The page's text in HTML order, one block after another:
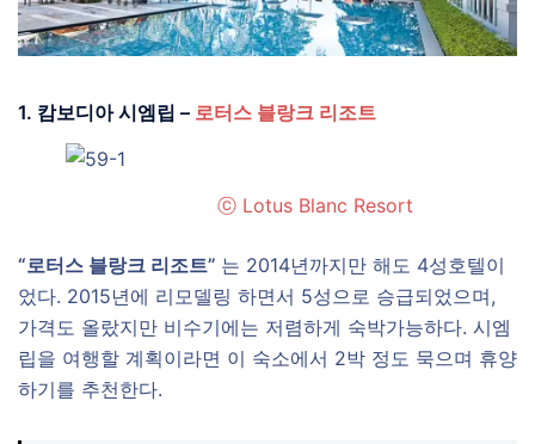
1. 캄보디아 시엠립 – 로터스 블랑크 리조트
ⓒ Lotus Blanc Resort
“로터스 블랑크 리조트” 는 2014년까지만 해도 4성호텔이
었다. 2015년에 리모델링 하면서 5성으로 승급되었으며,
가격도 올랐지만 비수기에는 저렴하게 숙박가능하다. 시엠
립을 여행할 계획이라면 이 숙소에서 2박 정도 묵으며 휴양
하기를 추천한다.